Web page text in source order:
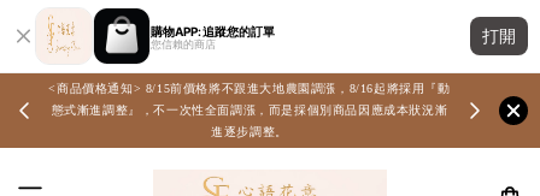
購物APP: 追蹤您的訂單
您信賴的商店 打開
<商品價格通知> 8/15前價格將不跟進大地農園調漲，8/16起將採用『動
態式漸進調整』，不一次性全面調漲，而是採個別商品因應成本狀況漸
進逐步調整。